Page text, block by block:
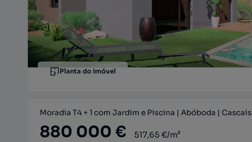
Planta do imóvel
Moradia T4 + 1 com Jardim e Piscina | Abóboda | Cascais
880 000 € 517,65 €/m²